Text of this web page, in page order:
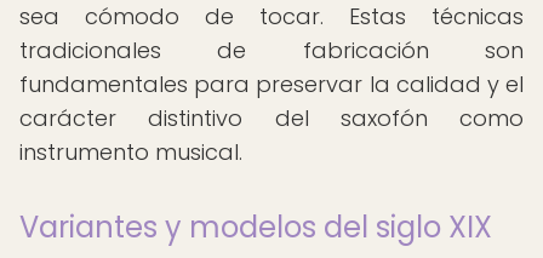
sea cómodo de tocar. Estas técnicas
tradicionales de fabricación son
fundamentales para preservar la calidad y el
carácter distintivo del saxofón como
instrumento musical.
Variantes y modelos del siglo XIX